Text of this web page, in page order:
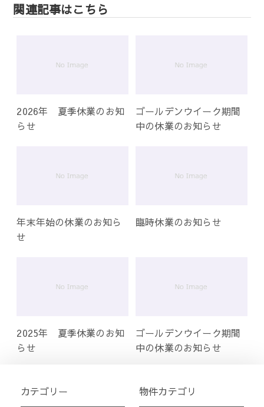
ゲ
関連記事はこちら
2026年 夏季休業のお知
らせ
ゴールデンウイーク期間
中の休業のお知らせ
年末年始の休業のお知ら
せ
臨時休業のお知らせ
2025年 夏季休業のお知
らせ
ゴールデンウイーク期間
中の休業のお知らせ
カテゴリー 物件カテゴリ